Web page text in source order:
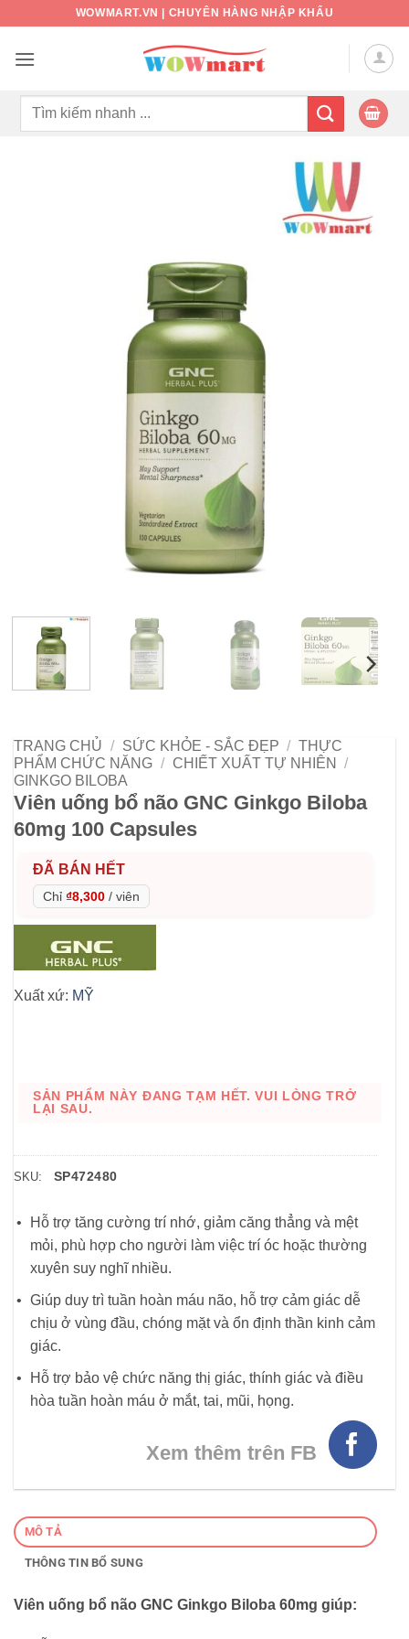
nội
WOWMART.VN | CHUYÊN HÀNG NHẬP KHẨU
Tìm
TRANG CHỦ / SỨC KHỎE - SẮC ĐẸP / THỰC
PHẨM CHỨC NĂNG / CHIẾT XUẤT TỰ NHIÊN
/
GINKGO BILOBA
Viên uống bổ não GNC Ginkgo Biloba
60mg 100 Capsules
ĐÃ BÁN HẾT
Chỉ ₫8,300 / viên
Xuất xứ: MỸ
SẢN PHẨM NÀY ĐANG TẠM HẾT. VUI LÒNG TRỞ
LẠI SAU.
SKU: SP472480
Hỗ trợ tăng cường trí nhớ, giảm căng thẳng và mệt
mỏi, phù hợp cho người làm việc trí óc hoặc thường
xuyên suy nghĩ nhiều.
Giúp duy trì tuần hoàn máu não, hỗ trợ cảm giác dễ
chịu ở vùng đầu, chóng mặt và ổn định thần kinh cảm
giác.
Hỗ trợ bảo vệ chức năng thị giác, thính giác và điều
hòa tuần hoàn máu ở mắt, tai, mũi, họng.
Xem thêm trên FB
MÔ TẢ
THÔNG TIN BỔ SUNG
Viên uống bổ não GNC Ginkgo Biloba 60mg giúp: